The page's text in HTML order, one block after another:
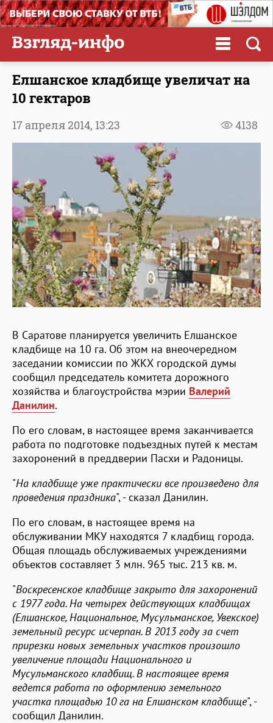
Елшанское кладбище увеличат на
10 гектаров
4138
17 апреля 2014, 13:23
В Саратове планируется увеличить Елшанское
кладбище на 10 га. Об этом на внеочередном
заседании комиссии по ЖКХ городской думы
сообщил председатель комитета дорожного
хозяйства и благоустройства мэрии Валерий
Данилин.
По его словам, в настоящее время заканчивается
работа по подготовке подъездных путей к местам
захоронений в преддверии Пасхи и Радоницы.
"На кладбище уже практически все произведено для
проведения праздника", - сказал Данилин.
По его словам, в настоящее время на
обслуживании МКУ находятся 7 кладбищ города.
Общая площадь обслуживаемых учреждениями
объектов составляет 3 млн. 965 тыс. 213 кв. м.
"Воскресенское кладбище закрыто для захоронений
с 1977 года. На четырех действующих кладбищах
(Елшанское, Национальное, Мусульманское, Увекское)
земельный ресурс исчерпан. В 2013 году за счет
прирезки новых земельных участков произошло
увеличение площади Национального и
Мусульманского кладбищ. В настоящее время
ведется работа по оформлению земельного
участка площадью 10 га на Елшанском кладбище", -
сообщил Данилин.